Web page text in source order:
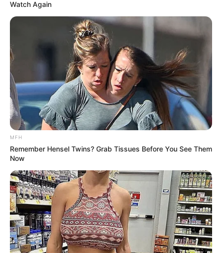
Watch Again
MFH
Remember Hensel Twins? Grab Tissues Before You See Them
Now